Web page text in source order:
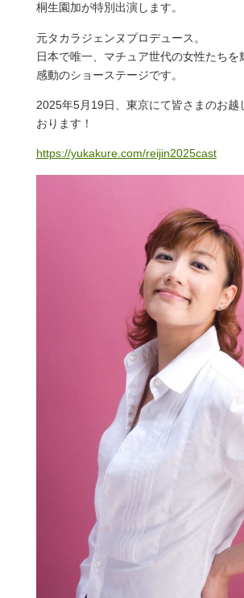
桐生園加が特別出演します。
元タカラジェンヌプロデュース。
日本で唯一、マチュア世代の女性たちを
感動のショーステージです。
2025年5月19日、東京にて皆さまのお越
おります！
https://yukakure.com/reijin2025cast